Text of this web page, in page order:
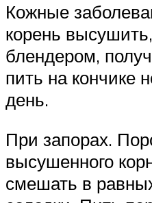
Кожные
корень
блендером,
пить на кончике
день.
При запорах.
высушенного
смешать в